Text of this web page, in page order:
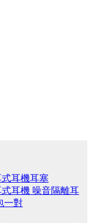
式耳機耳塞
式耳機 噪音隔離耳
一對